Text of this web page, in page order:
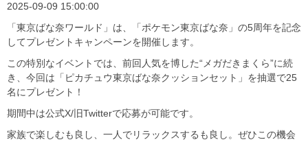
2025-09-09 15:00:00
「東京ばな奈ワールド」は、「ポケモン東京ばな奈」の5周年を記念
してプレゼントキャンペーンを開催します。
この特別なイベントでは、前回人気を博した“メガだきまくら”に続
き、今回は「ピカチュウ東京ばな奈クッションセット」を抽選で25
名にプレゼント！
期間中は公式X/旧Twitterで応募が可能です。
家族で楽しむも良し、一人でリラックスするも良し。ぜひこの機会